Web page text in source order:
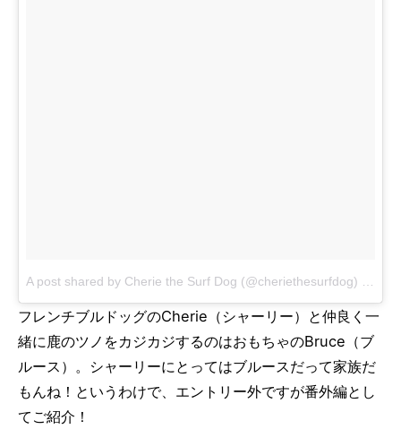
A post shared by Cherie the Surf Dog (@cheriethesurfdog)
フレンチブルドッグのCherie（シャーリー）と仲良く一
緒に鹿のツノをカジカジするのはおもちゃのBruce（ブ
ルース）。シャーリーにとってはブルースだって家族だ
もんね！というわけで、エントリー外ですが番外編とし
てご紹介！